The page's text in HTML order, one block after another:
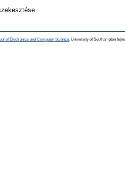
of Electronics and Computer Science , University of Southampton